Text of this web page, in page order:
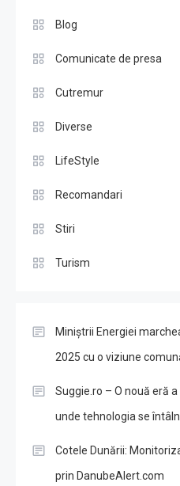
Blog
Comunicate de presa
Cutremur
Diverse
LifeStyle
Recomandari
Stiri
Turism
Miniștrii Energiei
2025 cu o viziune
Suggie.ro – O nouă eră
unde tehnologia se
Cotele Dunării:
prin DanubeAlert.com